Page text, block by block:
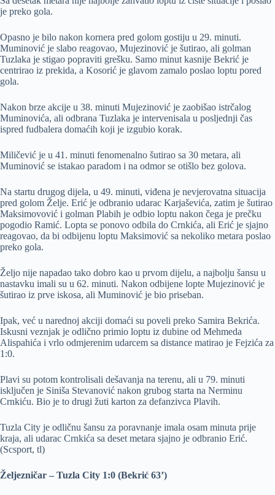
je preko gola.
Opasno je bilo nakon kornera pred golom gostiju u 29. minuti.
Muminović je slabo reagovao, Mujezinović je šutirao, ali golman
Tuzlaka je stigao popraviti grešku. Samo minut kasnije Bekrić je
centrirao iz prekida, a Kosorić je glavom zamalo poslao loptu pored
gola.
Nakon brze akcije u 38. minuti Mujezinović je zaobišao istrčalog
Muminovića, ali odbrana Tuzlaka je intervenisala u posljednji čas
ispred fudbalera domaćih koji je izgubio korak.
Miličević je u 41. minuti fenomenalno šutirao sa 30 metara, ali
Muminović se istakao paradom i na odmor se otišlo bez golova.
Na startu drugog dijela, u 49. minuti, viđena je nevjerovatna situacija
pred golom Želje. Erić je odbranio udarac Karjaševića, zatim je šutirao
Maksimovović i golman Plabih je odbio loptu nakon čega je prečku
pogodio Ramić. Lopta se ponovo odbila do Crnkića, ali Erić je sjajno
reagovao, da bi odbijenu loptu Maksimović sa nekoliko metara poslao
preko gola.
Željo nije napadao tako dobro kao u prvom dijelu, a najbolju šansu u
nastavku imali su u 62. minuti. Nakon odbijene lopte Mujezinović je
šutirao iz prve iskosa, ali Muminović je bio priseban.
Ipak, već u narednoj akciji domaći su poveli preko Samira Bekrića.
Iskusni veznjak je odlično primio loptu iz dubine od Mehmeda
Alispahića i vrlo odmjerenim udarcem sa distance matirao je Fejzića za
1:0.
Plavi su potom kontrolisali dešavanja na terenu, ali u 79. minuti
isključen je Siniša Stevanović nakon grubog starta na Nerminu
Crnkiću. Bio je to drugi žuti karton za defanzivca Plavih.
Tuzla City je odličnu šansu za poravnanje imala osam minuta prije
kraja, ali udarac Crnkića sa deset metara sjajno je odbranio Erić.
(Scsport, tl)
Željezničar – Tuzla City 1:0 (Bekrić 63’)